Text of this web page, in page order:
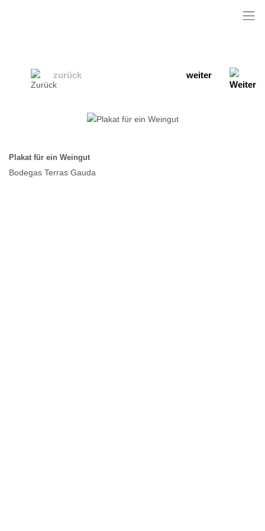
zurück weiter
Plakat für ein Weingut
Bodegas Terras Gauda